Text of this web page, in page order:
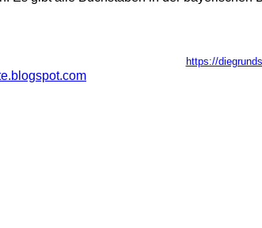
https://